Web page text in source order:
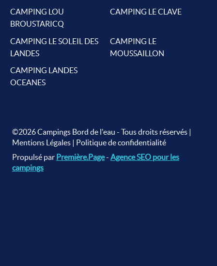
CAMPING LOU
BROUSTARICQ
CAMPING LE CLAVE
CAMPING LE SOLEIL DES
LANDES
CAMPING LE
MOUSSAILLON
CAMPING LANDES
OCEANES
©2026 Campings Bord de l'eau - Tous droits réservés |
Mentions Légales| Politique de confidentialité
Propulsé par Première.Page- Agence SEO pour les
campings